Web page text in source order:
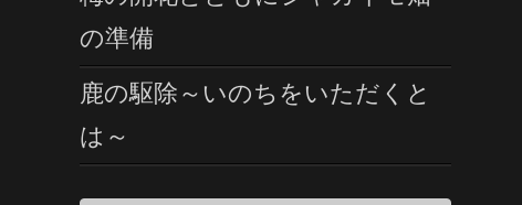
の準備
鹿の駆除～いのちをいただくと
は～